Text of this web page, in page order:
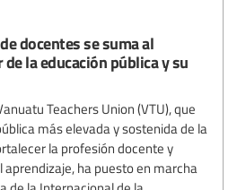
docentes se suma al
la educación pública y su
Teachers Union (VTU), que
más elevada y sostenida de la
la profesión docente y
ha puesto en marcha